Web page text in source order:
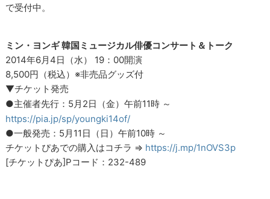
で受付中。
ミン・ヨンギ 韓国ミュージカル俳優コンサート＆トーク
2014年6月4日（水） 19：00開演
8,500円（税込）※非売品グッズ付
▼チケット発売
●主催者先行：5月2日（金）午前11時 ～
https://pia.jp/sp/youngki14of/
●一般発売：5月11日（日）午前10時 ～
チケットぴあでの購入はコチラ ⇒ https://j.mp/1nOVS3p
[チケットぴあ]Pコード：232-489